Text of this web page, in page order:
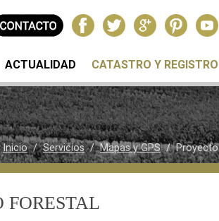
CATASTRO Y REGISTRO
ACTUALIDAD
Inicio/Servicios/Mapas y GPS/ Proyecto
FORESTAL